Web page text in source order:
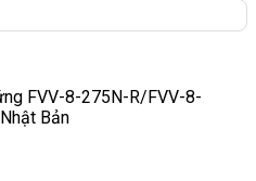
FVV-8-275N-R/FVV-8-
Bản